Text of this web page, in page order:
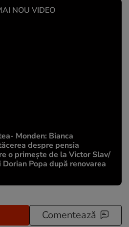
NOU VIDEO
Monden: Bianca
despre pensia
o primește de la Victor Slav/
Popa după renovarea
Comentează